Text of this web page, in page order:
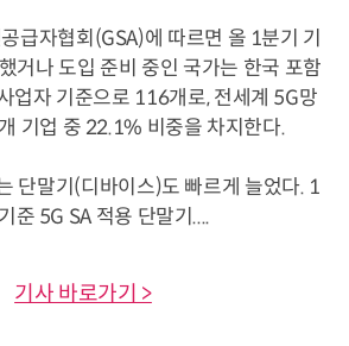
급자협회(GSA)에 따르면 올 1분기 기
거나 도입 준비 중인 국가는 한국 포함
업자 기준으로 116개로, 전세계 5G망
기업 중 22.1% 비중을 차지한다.
단말기(디바이스)도 빠르게 늘었다. 1
준 5G SA 적용 단말기....
기사 바로가기 >